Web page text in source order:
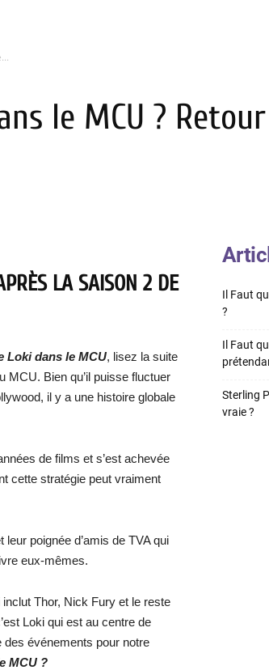
le MCU ?
LA SAISON 2 DE
Loki dans le MCU, lisez la suite
MCU. Bien qu’il puisse fluctuer
il y a une histoire globale
de films et s’est achevée
cette stratégie peut vraiment
poignée d’amis de TVA qui
eux-mêmes.
Thor, Nick Fury et le reste
Loki qui est au centre de
des événements pour notre
MCU ?
Il Faut
?
Il Faut
Sterling
vraie ?